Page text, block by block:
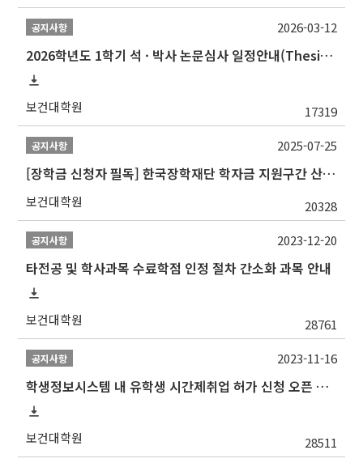
공지사항
2026학년도 1학기 석 · 박사 논문심사 일정안내(Thesis Defense Schedules)
보건대학원 17319
2026-03-12
공지사항
[장학금 신청자 필독] 한국장학재단 학자금 지원구간 산정 권고
보건대학원 20328
2025-07-25
공지사항
타전공 및 학사과목 수료학점 인정 절차 간소화 과목 안내
보건대학원 28761
2023-12-20
공지사항
학생정보시스템 내 유학생 시간제취업 허가 신청 오픈 안내
보건대학원 28511
2023-11-16